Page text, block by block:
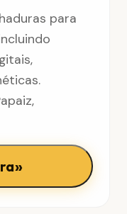
para
»